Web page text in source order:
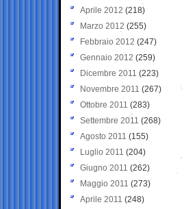
Aprile 2012 (218)
Marzo 2012 (255)
Febbraio 2012 (247)
Gennaio 2012 (259)
Dicembre 2011 (223)
Novembre 2011 (267)
Ottobre 2011 (283)
Settembre 2011 (268)
Agosto 2011 (155)
Luglio 2011 (204)
Giugno 2011 (262)
Maggio 2011 (273)
Aprile 2011 (248)